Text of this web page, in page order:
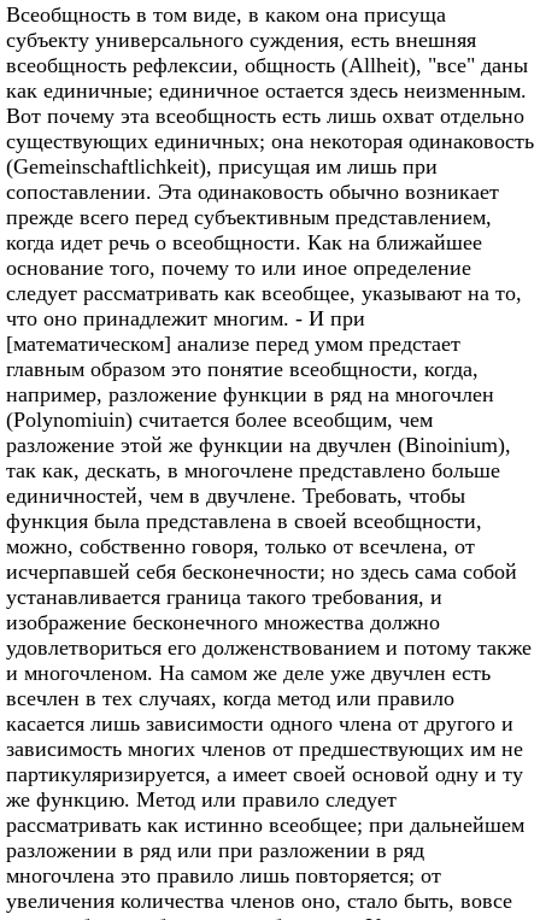
Всеобщность в том виде, в каком она присуща
субъекту универсального суждения, есть внешняя
всеобщность рефлексии, общность (Allheit), "все" даны
как единичные; единичное остается здесь неизменным.
Вот почему эта всеобщность есть лишь охват отдельно
существующих единичных; она некоторая одинаковость
(Gemeinschaftlichkeit), присущая им лишь при
сопоставлении. Эта одинаковость обычно возникает
прежде всего перед субъективным представлением,
когда идет речь о всеобщности. Как на ближайшее
основание того, почему то или иное определение
следует рассматривать как всеобщее, указывают на то,
что оно принадлежит многим. - И при
[математическом] анализе перед умом предстает
главным образом это понятие всеобщности, когда,
например, разложение функции в ряд на многочлен
(Polynomiuin) считается более всеобщим, чем
разложение этой же функции на двучлен (Binoinium),
так как, дескать, в многочлене представлено больше
единичностей, чем в двучлене. Требовать, чтобы
функция была представлена в своей всеобщности,
можно, собственно говоря, только от всечлена, от
исчерпавшей себя бесконечности; но здесь сама собой
устанавливается граница такого требования, и
изображение бесконечного множества должно
удовлетвориться его долженствованием и потому также
и многочленом. На самом же деле уже двучлен есть
всечлен в тех случаях, когда метод или правило
касается лишь зависимости одного члена от другого и
зависимость многих членов от предшествующих им не
партикуляризируется, а имеет своей основой одну и ту
же функцию. Метод или правило следует
рассматривать как истинно всеобщее; при дальнейшем
разложении в ряд или при разложении в ряд
многочлена это правило лишь повторяется; от
увеличения количества членов оно, стало быть, вовсе